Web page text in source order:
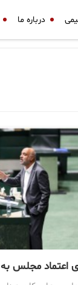
درباره ما
اعتماد مجلس